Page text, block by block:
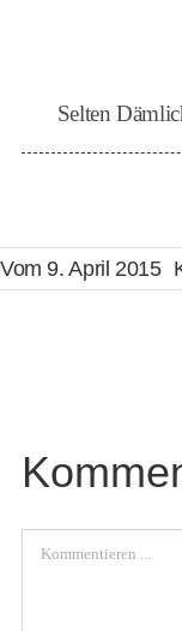
Selten
Vom 9. April 2015
Comment